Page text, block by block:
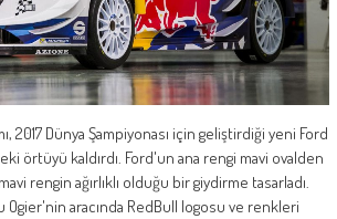
2017 Dünya Şampiyonası için geliştirdiği yeni Ford
örtüyü kaldırdı. Ford'un ana rengi mavi ovalden
rengin ağırlıklı olduğu bir giydirme tasarladı.
Ogier'nin aracında RedBull logosu ve renkleri